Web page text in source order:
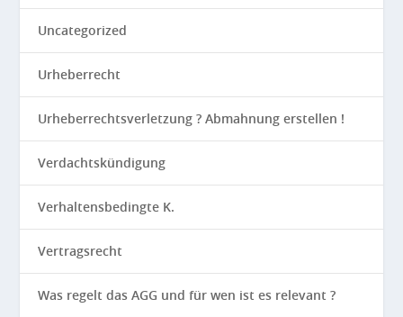
Uncategorized
Urheberrecht
Urheberrechtsverletzung ? Abmahnung erstellen !
Verdachtskündigung
Verhaltensbedingte K.
Vertragsrecht
Was regelt das AGG und für wen ist es relevant ?